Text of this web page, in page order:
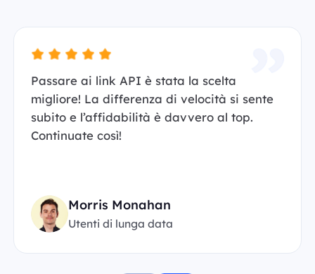
Passare ai link API è stata la scelta
migliore! La differenza di velocità si sente
subito e l’affidabilità è davvero al top.
Continuate così!
Morris Monahan
Utenti di lunga data